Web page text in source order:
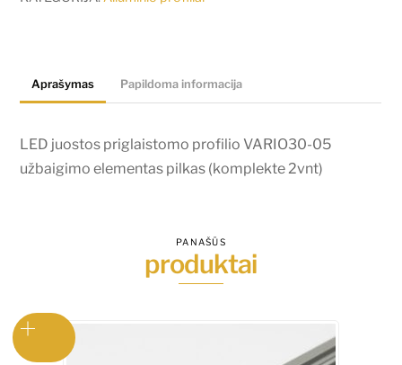
užbaigimo
pilkas
Aprašymas Papildoma informacija
LED juostos priglaistomo profilio VARIO30-05
užbaigimo elementas pilkas (komplekte 2vnt)
PANAŠŪS
produktai